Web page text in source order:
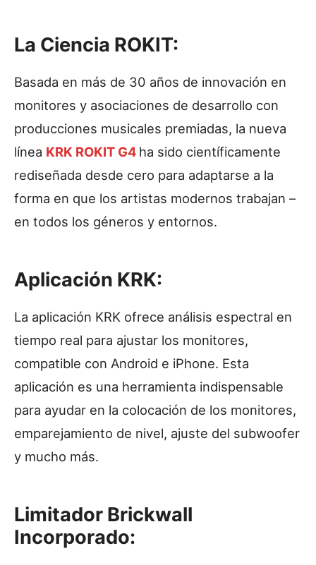
La Ciencia ROKIT:
Basada en más de 30 años de innovación en
monitores y asociaciones de desarrollo con
producciones musicales premiadas, la nueva
línea KRK ROKIT G4 ha sido científicamente
rediseñada desde cero para adaptarse a la
forma en que los artistas modernos trabajan –
en todos los géneros y entornos.
Aplicación KRK:
La aplicación KRK ofrece análisis espectral en
tiempo real para ajustar los monitores,
compatible con Android e iPhone. Esta
aplicación es una herramienta indispensable
para ayudar en la colocación de los monitores,
emparejamiento de nivel, ajuste del subwoofer
y mucho más.
Limitador Brickwall
Incorporado: